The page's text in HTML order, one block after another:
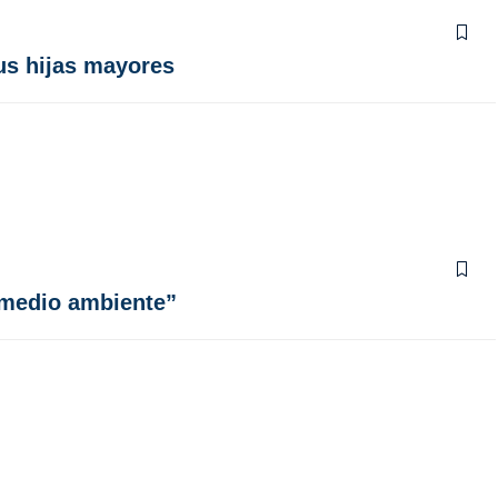
hijas mayores
ambiente”